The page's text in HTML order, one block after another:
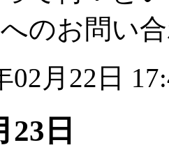
のお問い
02月22日
23日